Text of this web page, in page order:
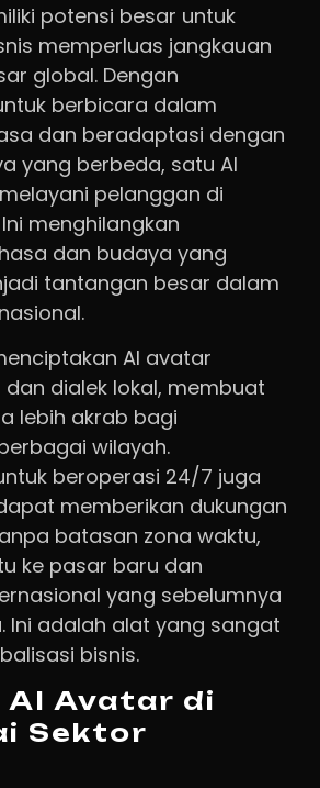
potensi besar untuk
memperluas jangkauan
global. Dengan
berbicara dalam
dan beradaptasi dengan
yang berbeda, satu AI
pelanggan di
menghilangkan
dan budaya yang
tantangan besar dalam
AI avatar
dialek lokal, membuat
lebih akrab bagi
wilayah.
beroperasi 24/7 juga
memberikan dukungan
batasan zona waktu,
ke pasar baru dan
yang sebelumnya
Ini adalah alat yang sangat
bisnis.
AI Avatar di
Sektor